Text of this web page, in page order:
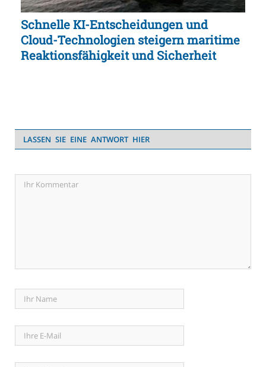
Schnelle KI-Entscheidungen und
Cloud-Technologien steigern maritime
Reaktionsfähigkeit und Sicherheit
LASSEN SIE EINE ANTWORT HIER